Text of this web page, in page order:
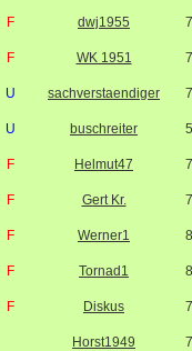
F dwj1955
F WK 1951
U sachverstaendiger
U buschreiter
F Helmut47
F Gert Kr.
F Werner1
F Tornad1
F Diskus
Horst1949